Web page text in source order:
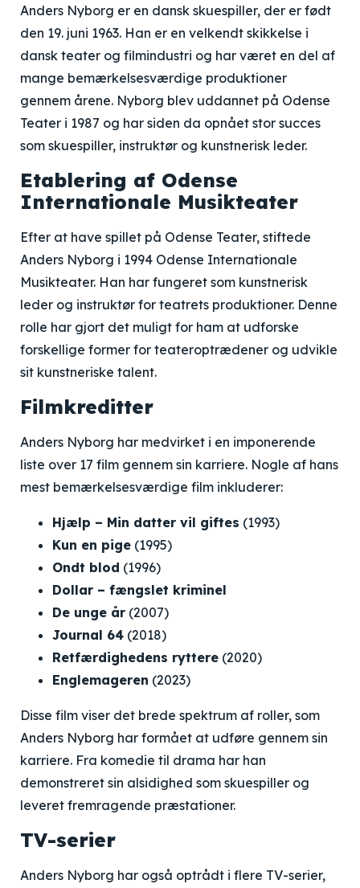
Anders Nyborg er en dansk skuespiller, der er født
den 19. juni 1963. Han er en velkendt skikkelse i
dansk teater og filmindustri og har været en del af
mange bemærkelsesværdige produktioner
gennem årene. Nyborg blev uddannet på Odense
Teater i 1987 og har siden da opnået stor succes
som skuespiller, instruktør og kunstnerisk leder.
Etablering af Odense
Internationale Musikteater
Efter at have spillet på Odense Teater, stiftede
Anders Nyborg i 1994 Odense Internationale
Musikteater. Han har fungeret som kunstnerisk
leder og instruktør for teatrets produktioner. Denne
rolle har gjort det muligt for ham at udforske
forskellige former for teateroptrædener og udvikle
sit kunstneriske talent.
Filmkreditter
Anders Nyborg har medvirket i en imponerende
liste over 17 film gennem sin karriere. Nogle af hans
mest bemærkelsesværdige film inkluderer:
Hjælp – Min datter vil giftes (1993)
Kun en pige (1995)
Ondt blod (1996)
Dollar – fængslet kriminel
De unge år (2007)
Journal 64 (2018)
Retfærdighedens ryttere (2020)
Englemageren (2023)
Disse film viser det brede spektrum af roller, som
Anders Nyborg har formået at udføre gennem sin
karriere. Fra komedie til drama har han
demonstreret sin alsidighed som skuespiller og
leveret fremragende præstationer.
TV-serier
Anders Nyborg har også optrådt i flere TV-serier,